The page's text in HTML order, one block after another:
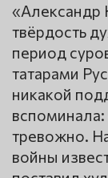
«Александр
твёрдость
период
татарами
никакой
тревожно.
войны